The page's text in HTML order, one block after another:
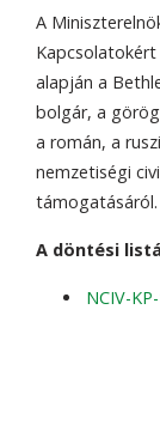
A
alapján a
bolgár, a
a román, a
nemzetiségi
támogatásáról.
A döntési
NCIV-